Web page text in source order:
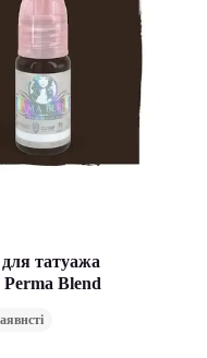
татуажа
Perma Blend